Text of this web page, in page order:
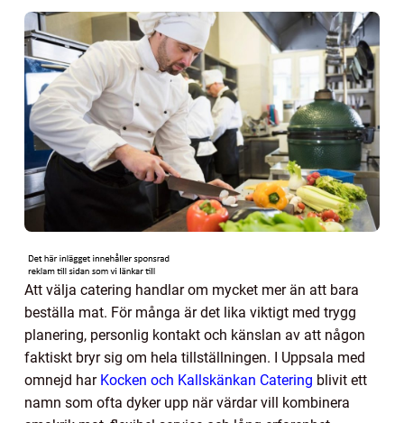
Att välja catering handlar om mycket mer än att bara
beställa mat. För många är det lika viktigt med trygg
planering, personlig kontakt och känslan av att någon
faktiskt bryr sig om hela tillställningen. I Uppsala med
omnejd har Kocken och Kallskänkan Catering blivit ett
namn som ofta dyker upp när värdar vill kombinera